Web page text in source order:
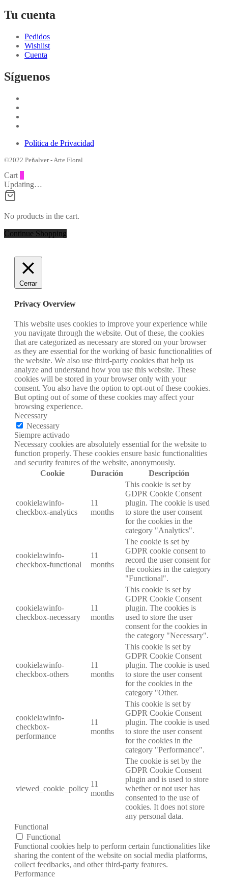
Tu cuenta
Pedidos
Wishlist
Cuenta
Síguenos
Política de Privacidad
©2022 Peñalver - Arte Floral
Cart
Updating…
No products in the cart.
Continue Shopping
Cerrar
Privacy Overview
This website uses cookies to improve your experience while
you navigate through the website. Out of these, the cookies
that are categorized as necessary are stored on your browser
as they are essential for the working of basic functionalities of
the website. We also use third-party cookies that help us
analyze and understand how you use this website. These
cookies will be stored in your browser only with your
consent. You also have the option to opt-out of these cookies.
But opting out of some of these cookies may affect your
browsing experience.
Necessary
Necessary
Siempre activado
Necessary cookies are absolutely essential for the website to
function properly. These cookies ensure basic functionalities
and security features of the website, anonymously.
Cookie
Duración Descripción
cookielawinfo-
checkbox-analytics
11
months
This cookie is set by
GDPR Cookie Consent
plugin. The cookie is used
to store the user consent
for the cookies in the
category "Analytics".
cookielawinfo-
checkbox-functional
11
months
The cookie is set by
GDPR cookie consent to
record the user consent for
the cookies in the category
"Functional".
cookielawinfo-
checkbox-necessary
11
months
This cookie is set by
GDPR Cookie Consent
plugin. The cookies is
used to store the user
consent for the cookies in
the category "Necessary".
cookielawinfo-
checkbox-others
11
months
This cookie is set by
GDPR Cookie Consent
plugin. The cookie is used
to store the user consent
for the cookies in the
category "Other.
cookielawinfo-
checkbox-
performance
11
months
This cookie is set by
GDPR Cookie Consent
plugin. The cookie is used
to store the user consent
for the cookies in the
category "Performance".
viewed_cookie_policy
11
months
The cookie is set by the
GDPR Cookie Consent
plugin and is used to store
whether or not user has
consented to the use of
cookies. It does not store
any personal data.
Functional
Functional
Functional cookies help to perform certain functionalities like
sharing the content of the website on social media platforms,
collect feedbacks, and other third-party features.
Performance